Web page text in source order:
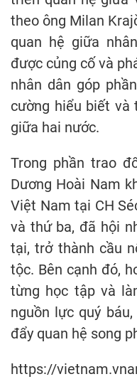
theo ông Milan
quan hệ giữa
được củng cố và
nhân dân góp
cường hiểu biết và
giữa hai nước.
Trong phần trao
Dương Hoài Nam
Việt Nam tại CH
và thứ ba, đã hội
tại, trở thành cầu
tộc. Bên cạnh đó,
từng học tập và
nguồn lực quý
đẩy quan hệ song
https://